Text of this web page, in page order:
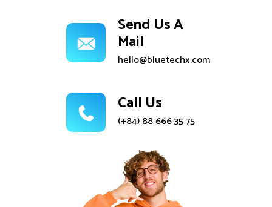
Send Us A
Mail
hello@bluetechx.com
Call Us
(+84) 88 666 35 75